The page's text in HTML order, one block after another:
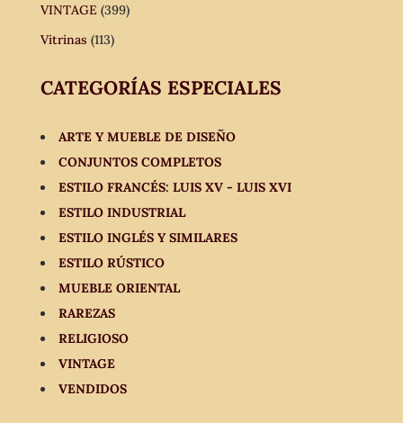
VINTAGE (399)
Vitrinas (113)
CATEGORÍAS ESPECIALES
ARTE Y MUEBLE DE DISEÑO
CONJUNTOS COMPLETOS
ESTILO FRANCÉS: LUIS XV - LUIS XVI
ESTILO INDUSTRIAL
ESTILO INGLÉS Y SIMILARES
ESTILO RÚSTICO
MUEBLE ORIENTAL
RAREZAS
RELIGIOSO
VINTAGE
VENDIDOS